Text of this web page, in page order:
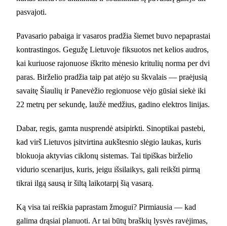
pasvajoti.
Pavasario pabaiga ir vasaros pradžia šiemet buvo nepaprastai
kontrastingos. Gegužę Lietuvoje fiksuotos net kelios audros,
kai kuriuose rajonuose iškrito mėnesio kritulių norma per dvi
paras. Birželio pradžia taip pat atėjo su škvalais — praėjusią
savaitę Šiaulių ir Panevėžio regionuose vėjo gūsiai siekė iki
22 metrų per sekundę, laužė medžius, gadino elektros linijas.
Dabar, regis, gamta nusprendė atsipirkti. Sinoptikai pastebi,
kad virš Lietuvos įsitvirtina aukštesnio slėgio laukas, kuris
blokuoja aktyvias ciklonų sistemas. Tai tipiškas birželio
vidurio scenarijus, kuris, jeigu išsilaikys, gali reikšti pirmą
tikrai ilgą sausą ir šiltą laikotarpį šią vasarą.
Ką visa tai reiškia paprastam žmogui? Pirmiausia — kad
galima drąsiai planuoti. Ar tai būtų braškių lysvės ravėjimas,